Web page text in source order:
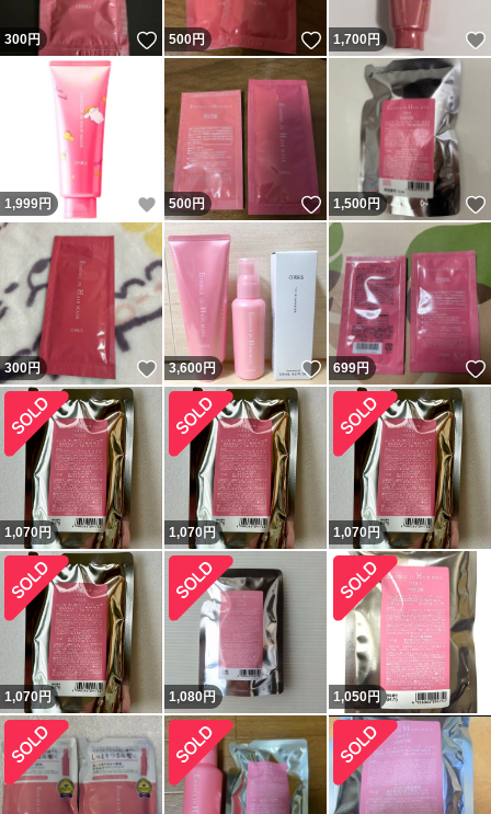
300円 いいね！
500円 いいね！
1,700円
1,999円 いいね！
500円 いいね！
1,500円
300円 いいね！
3,600円 いいね！
699円
1,070円 1,070円 1,070円
1,070円 1,080円 1,050円